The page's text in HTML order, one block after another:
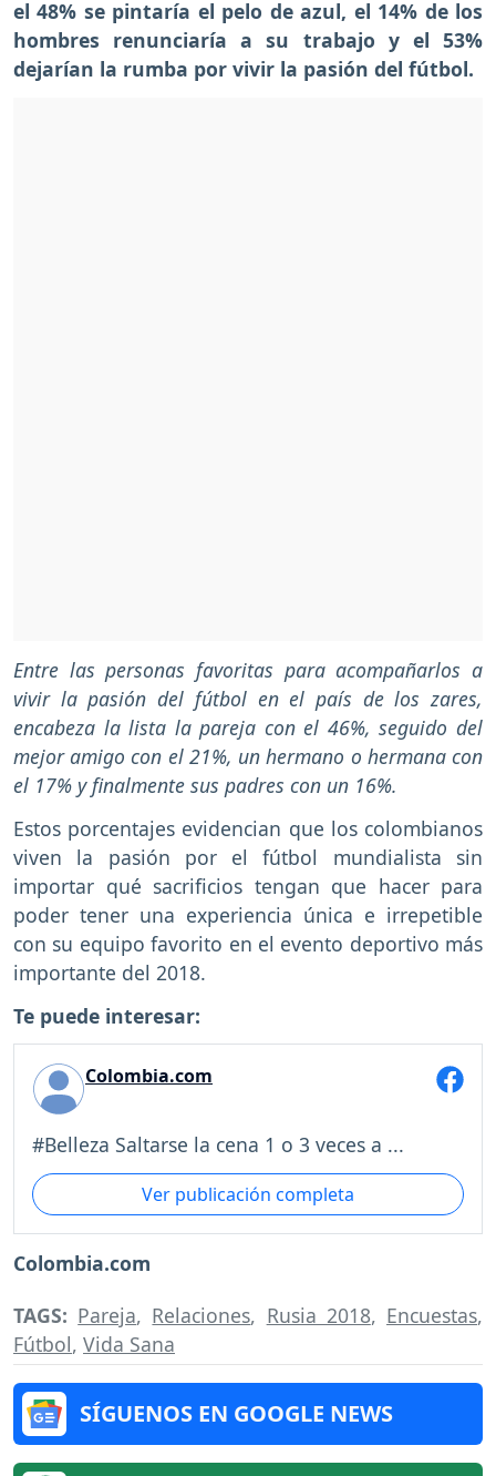
el 48% se pintaría el pelo de azul, el 14% de los
hombres renunciaría a su trabajo y el 53%
dejarían la rumba por vivir la pasión del fútbol.
Entre las personas favoritas para acompañarlos a
vivir la pasión del fútbol en el país de los zares,
encabeza la lista la pareja con el 46%, seguido del
mejor amigo con el 21%, un hermano o hermana con
el 17% y finalmente sus padres con un 16%.
Estos porcentajes evidencian que los colombianos
viven la pasión por el fútbol mundialista sin
importar qué sacrificios tengan que hacer para
poder tener una experiencia única e irrepetible
con su equipo favorito en el evento deportivo más
importante del 2018.
Te puede interesar:
Colombia.com
#Belleza Saltarse la cena 1 o 3 veces a ...
Ver publicación completa
Colombia.com
TAGS: Pareja, Relaciones, Rusia 2018, Encuestas,
Fútbol, Vida Sana
SÍGUENOS EN GOOGLE NEWS